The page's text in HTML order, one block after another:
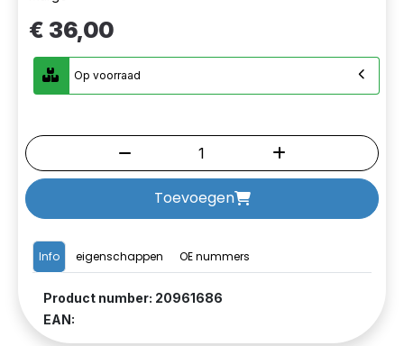
Info eigenschappen OE nummers
Product number: 20961686
EAN:
€ 36,00
Op voorraad
Toevoegen